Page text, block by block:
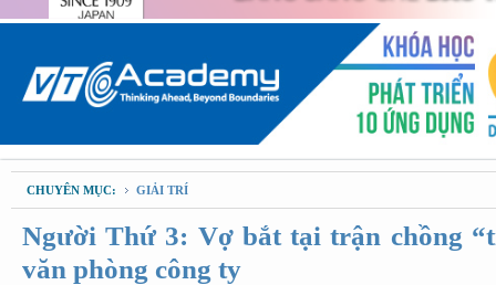
CHUYÊN MỤC: GIẢI TRÍ
Người Thứ 3: Vợ bắt tại trận chồng
văn phòng công ty